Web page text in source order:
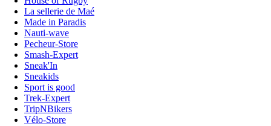
La sellerie de Maé
Made in Paradis
Nauti-wave
Pecheur-Store
Smash-Expert
Sneak'In
Sneakids
Sport is good
Trek-Expert
TripNBikers
Vélo-Store